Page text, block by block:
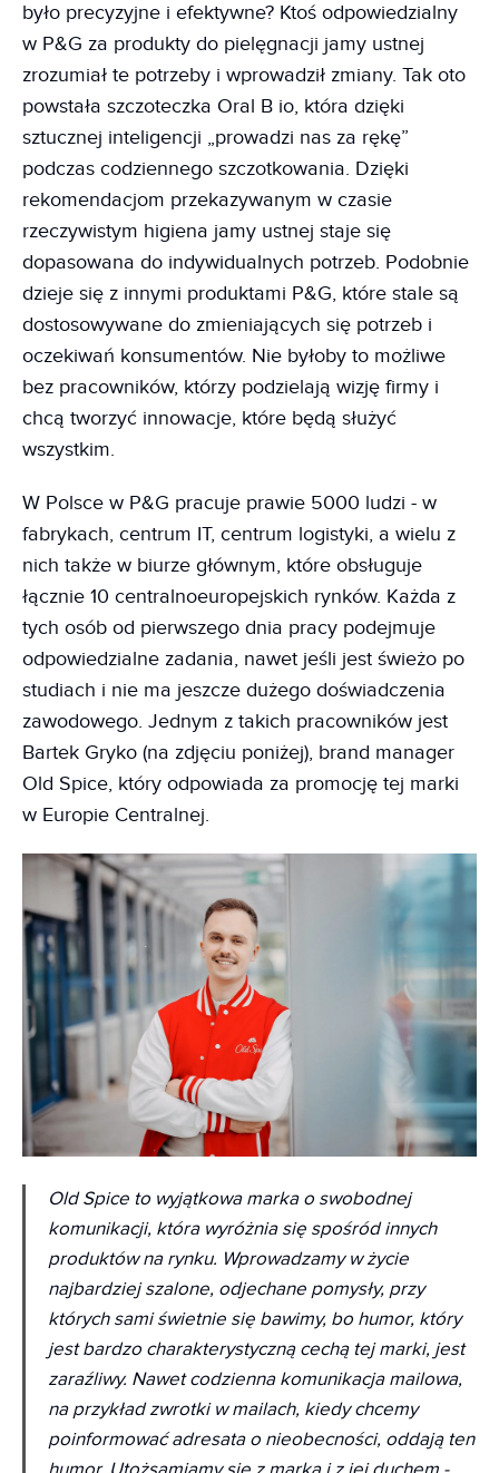
było precyzyjne i efektywne? Ktoś odpowiedzialny
w P&G za produkty do pielęgnacji jamy ustnej
zrozumiał te potrzeby i wprowadził zmiany. Tak oto
powstała szczoteczka Oral B io, która dzięki
sztucznej inteligencji „prowadzi nas za rękę”
podczas codziennego szczotkowania. Dzięki
rekomendacjom przekazywanym w czasie
rzeczywistym higiena jamy ustnej staje się
dopasowana do indywidualnych potrzeb. Podobnie
dzieje się z innymi produktami P&G, które stale są
dostosowywane do zmieniających się potrzeb i
oczekiwań konsumentów. Nie byłoby to możliwe
bez pracowników, którzy podzielają wizję firmy i
chcą tworzyć innowacje, które będą służyć
wszystkim.
W Polsce w P&G pracuje prawie 5000 ludzi - w
fabrykach, centrum IT, centrum logistyki, a wielu z
nich także w biurze głównym, które obsługuje
łącznie 10 centralnoeuropejskich rynków. Każda z
tych osób od pierwszego dnia pracy podejmuje
odpowiedzialne zadania, nawet jeśli jest świeżo po
studiach i nie ma jeszcze dużego doświadczenia
zawodowego. Jednym z takich pracowników jest
Bartek Gryko (na zdjęciu poniżej), brand manager
Old Spice, który odpowiada za promocję tej marki
w Europie Centralnej.
Old Spice to wyjątkowa marka o swobodnej
komunikacji, która wyróżnia się spośród innych
produktów na rynku. Wprowadzamy w życie
najbardziej szalone, odjechane pomysły, przy
których sami świetnie się bawimy, bo humor, który
jest bardzo charakterystyczną cechą tej marki, jest
zaraźliwy. Nawet codzienna komunikacja mailowa,
na przykład zwrotki w mailach, kiedy chcemy
poinformować adresata o nieobecności, oddają ten